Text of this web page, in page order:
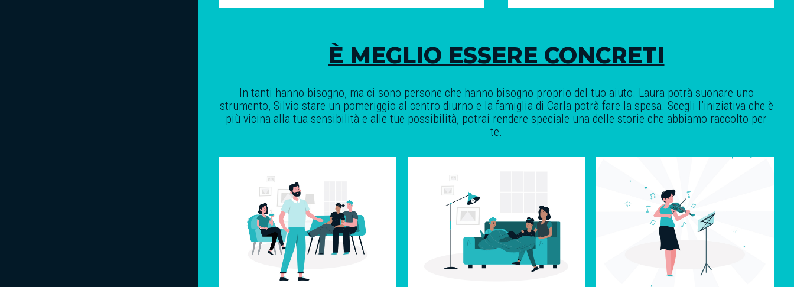
È MEGLIO ESSERE CONCRETI
In tanti hanno bisogno, ma ci sono persone che hanno bisogno proprio del tuo aiuto. Laura potrà suonare uno
strumento, Silvio stare un pomeriggio al centro diurno e la famiglia di Carla potrà fare la spesa. Scegli l’iniziativa che è
più vicina alla tua sensibilità e alle tue possibilità, potrai rendere speciale una delle storie che abbiamo raccolto per
te.